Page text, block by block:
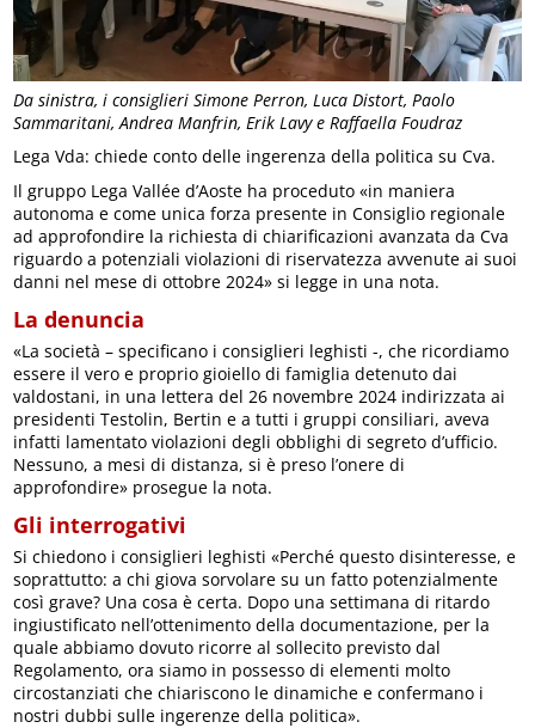
Da sinistra, i consiglieri Simone Perron, Luca Distort, Paolo
Sammaritani, Andrea Manfrin, Erik Lavy e Raffaella Foudraz
Lega Vda: chiede conto delle ingerenza della politica su Cva.
Il gruppo Lega Vallée d’Aoste ha proceduto «in maniera
autonoma e come unica forza presente in Consiglio regionale
ad approfondire la richiesta di chiarificazioni avanzata da Cva
riguardo a potenziali violazioni di riservatezza avvenute ai suoi
danni nel mese di ottobre 2024» si legge in una nota.
La denuncia
«La società – specificano i consiglieri leghisti -, che ricordiamo
essere il vero e proprio gioiello di famiglia detenuto dai
valdostani, in una lettera del 26 novembre 2024 indirizzata ai
presidenti Testolin, Bertin e a tutti i gruppi consiliari, aveva
infatti lamentato violazioni degli obblighi di segreto d’ufficio.
Nessuno, a mesi di distanza, si è preso l’onere di
approfondire» prosegue la nota.
Gli interrogativi
Si chiedono i consiglieri leghisti «Perché questo disinteresse, e
soprattutto: a chi giova sorvolare su un fatto potenzialmente
così grave? Una cosa è certa. Dopo una settimana di ritardo
ingiustificato nell’ottenimento della documentazione, per la
quale abbiamo dovuto ricorre al sollecito previsto dal
Regolamento, ora siamo in possesso di elementi molto
circostanziati che chiariscono le dinamiche e confermano i
nostri dubbi sulle ingerenze della politica».